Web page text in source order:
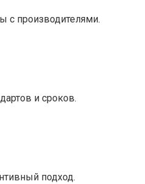
с производителями.
и сроков.
подход.